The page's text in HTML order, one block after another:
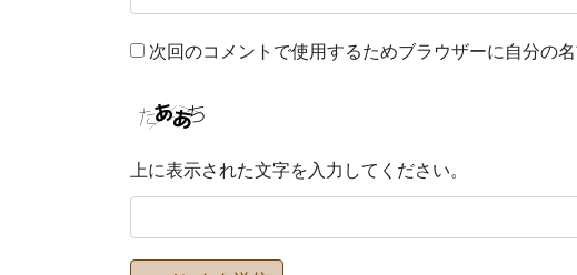
次回のコメントで使用するためブラウザーに自分の
上に表示された文字を入力してください。